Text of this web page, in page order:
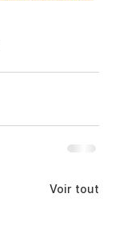
Voir tout